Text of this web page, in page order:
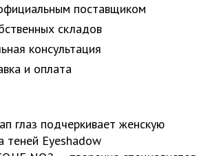
глаз подчеркивает женскую
теней Eyeshadow
поставщиком
складов
консультация
и оплата